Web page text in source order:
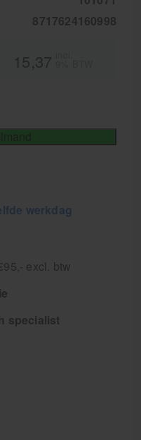
8717624160998
15,37
werkdag
excl. btw
specialist